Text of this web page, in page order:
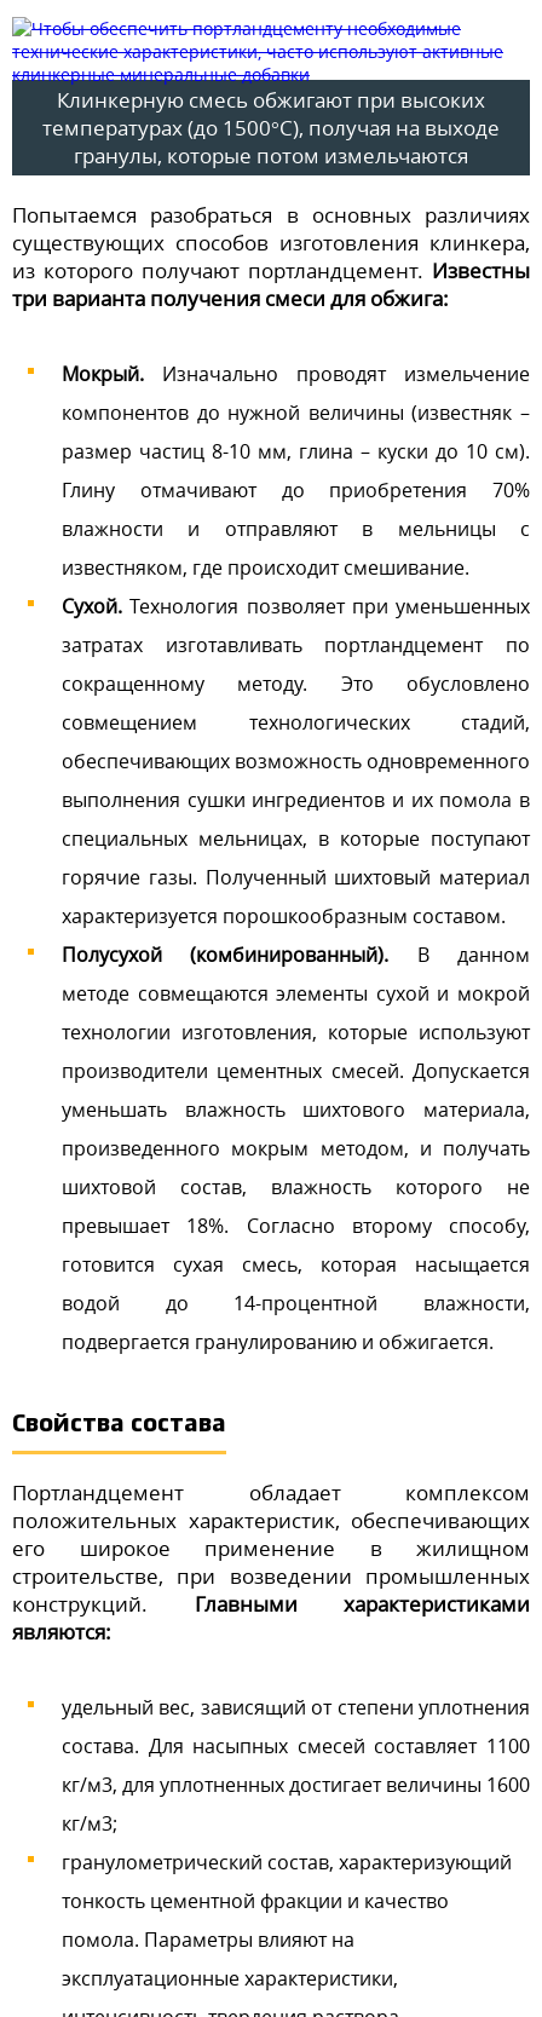
Клинкерную смесь обжигают при высоких
температурах (до 1500°С), получая на выходе
гранулы, которые потом измельчаются
Попытаемся разобраться в основных различиях
существующих способов изготовления клинкера,
из которого получают портландцемент. Известны
три варианта получения смеси для обжига:
Мокрый. Изначально проводят измельчение
компонентов до нужной величины (известняк –
размер частиц 8-10 мм, глина – куски до 10 см).
Глину отмачивают до приобретения 70%
влажности и отправляют в мельницы с
известняком, где происходит смешивание.
Сухой. Технология позволяет при уменьшенных
затратах изготавливать портландцемент по
сокращенному методу. Это обусловлено
совмещением технологических стадий,
обеспечивающих возможность одновременного
выполнения сушки ингредиентов и их помола в
специальных мельницах, в которые поступают
горячие газы. Полученный шихтовый материал
характеризуется порошкообразным составом.
Полусухой (комбинированный). В данном
методе совмещаются элементы сухой и мокрой
технологии изготовления, которые используют
производители цементных смесей. Допускается
уменьшать влажность шихтового материала,
произведенного мокрым методом, и получать
шихтовой состав, влажность которого не
превышает 18%. Согласно второму способу,
готовится сухая смесь, которая насыщается
водой до 14-процентной влажности,
подвергается гранулированию и обжигается.
Свойства состава
Портландцемент обладает комплексом
положительных характеристик, обеспечивающих
его широкое применение в жилищном
строительстве, при возведении промышленных
конструкций. Главными характеристиками
являются:
удельный вес, зависящий от степени уплотнения
состава. Для насыпных смесей составляет 1100
кг/м3, для уплотненных достигает величины 1600
кг/м3;
гранулометрический состав, характеризующий
тонкость цементной фракции и качество
помола. Параметры влияют на
эксплуатационные характеристики,